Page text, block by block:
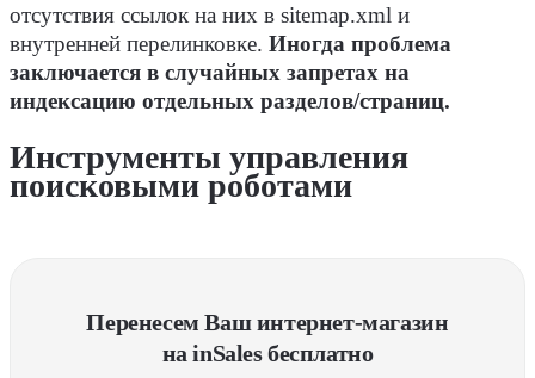
отсутствия ссылок на них в sitemap.xml и
внутренней перелинковке. Иногда проблема
заключается в случайных запретах на
индексацию отдельных разделов/страниц.
Инструменты управления
поисковыми роботами
Перенесем Ваш интернет-магазин
на inSales бесплатно